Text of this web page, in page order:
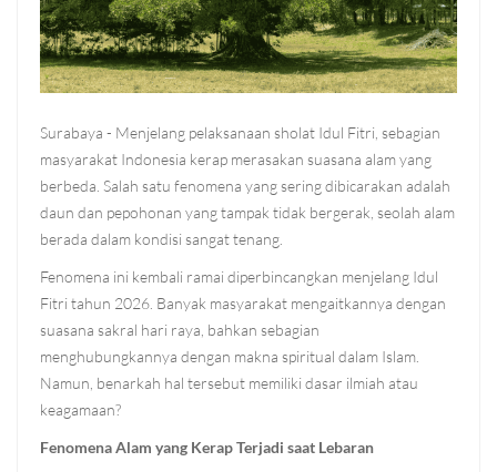
Surabaya - Menjelang pelaksanaan sholat Idul Fitri, sebagian
masyarakat Indonesia kerap merasakan suasana alam yang
berbeda. Salah satu fenomena yang sering dibicarakan adalah
daun dan pepohonan yang tampak tidak bergerak, seolah alam
berada dalam kondisi sangat tenang.
Fenomena ini kembali ramai diperbincangkan menjelang Idul
Fitri tahun 2026. Banyak masyarakat mengaitkannya dengan
suasana sakral hari raya, bahkan sebagian
menghubungkannya dengan makna spiritual dalam Islam.
Namun, benarkah hal tersebut memiliki dasar ilmiah atau
keagamaan?
Fenomena Alam yang Kerap Terjadi saat Lebaran